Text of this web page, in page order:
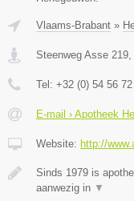
Vlaams-Brabant »
Steenweg Asse 219
Tel: +32 (0) 54 56
E-mail › Apotheek
Website: http://
Sinds 1979 is
aanwezig in ▼